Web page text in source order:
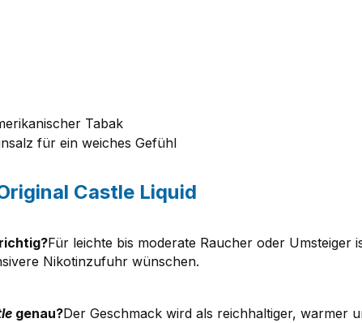
Tabak
für ein weiches Gefühl
Castle Liquid
Für leichte bis moderate Raucher oder Umsteiger
Nikotinzufuhr wünschen.
genau?Der Geschmack wird als reichhaltiger, warmer